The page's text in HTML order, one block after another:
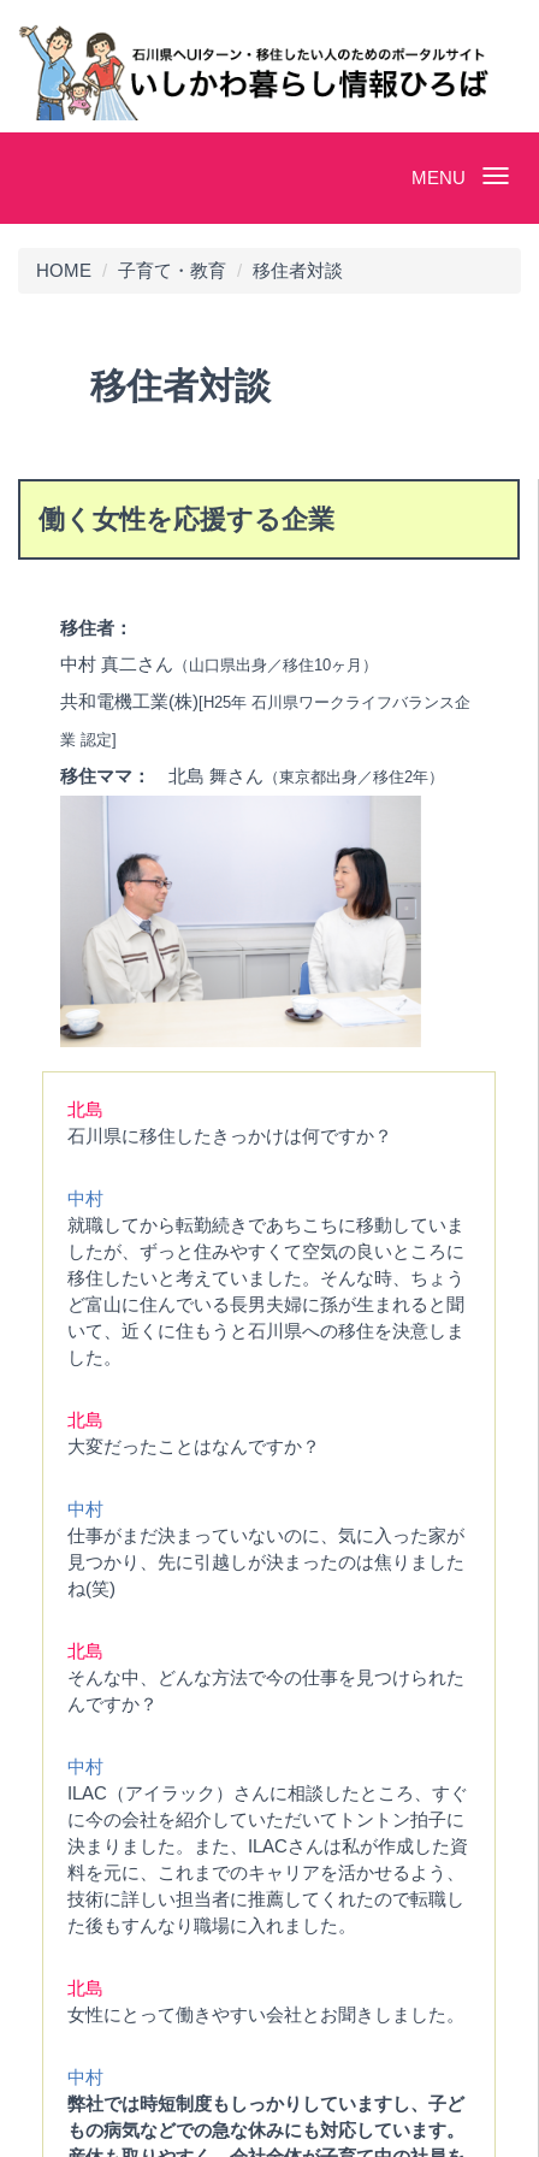
Toggle
MENU
HOME 子育て・教育 移住者対談
移住者対談
働く女性を応援する企業
移住者：
中村 真二さん （山口県出身／移住10ヶ月）
共和電機工業(株) [H25年 石川県ワークライフバランス企
業 認定]
移住ママ： 北島 舞さん （東京都出身／移住2年）
北島
石川県に移住したきっかけは何ですか？
中村
就職してから転勤続きであちこちに移動していま
したが、ずっと住みやすくて空気の良いところに
移住したいと考えていました。そんな時、ちょう
ど富山に住んでいる長男夫婦に孫が生まれると聞
いて、近くに住もうと石川県への移住を決意しま
した。
北島
大変だったことはなんですか？
中村
仕事がまだ決まっていないのに、気に入った家が
見つかり、先に引越しが決まったのは焦りました
ね(笑)
北島
そんな中、どんな方法で今の仕事を見つけられた
んですか？
中村
ILAC（アイラック）さんに相談したところ、すぐ
に今の会社を紹介していただいてトントン拍子に
決まりました。また、ILACさんは私が作成した資
料を元に、これまでのキャリアを活かせるよう、
技術に詳しい担当者に推薦してくれたので転職し
た後もすんなり職場に入れました。
北島
女性にとって働きやすい会社とお聞きしました。
中村
弊社では時短制度もしっかりしていますし、子ど
もの病気などでの急な休みにも対応しています。